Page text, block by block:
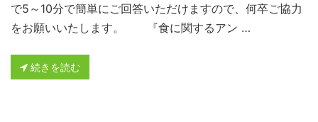
で5～10分で簡単にご回答いただけますので、何卒ご協力
をお願いいたします。 『食に関するアン …
続きを読む